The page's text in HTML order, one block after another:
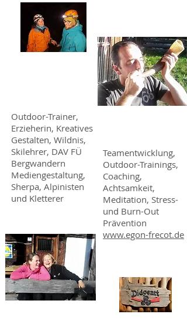
Outdoor-Trainer,
Erzieherin, Kreatives
Gestalten, Wildnis,
Skilehrer, DAV FÜ
Bergwandern
Mediengestaltung,
Sherpa, Alpinisten
und Kletterer
Teamentwicklung,
Outdoor-Trainings,
Coaching,
Achtsamkeit,
Meditation, Stress-
und Burn-Out
Prävention
www.egon-frecot.de